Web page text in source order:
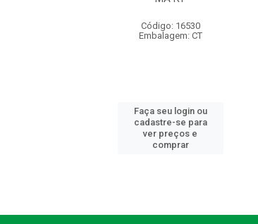
Código: 16530
Embalagem: CT
Faça seu login ou
cadastre-se para
ver preços e
comprar